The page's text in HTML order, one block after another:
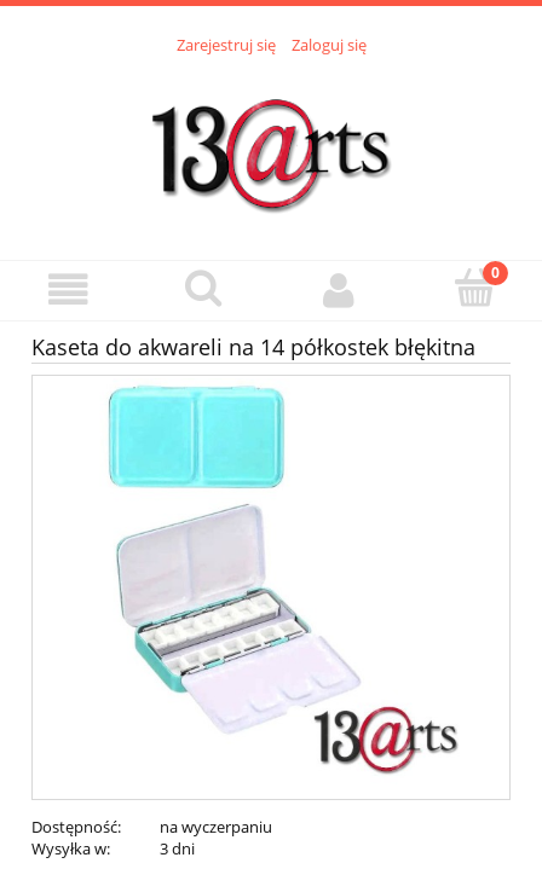
Zarejestruj się Zaloguj się
Kaseta do akwareli na 14 półkostek błękitna
Dostępność:
na wyczerpaniu
Wysyłka w:
3 dni